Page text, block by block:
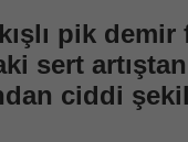
pik demir
sert
ciddi